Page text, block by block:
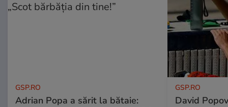
GSP.RO
Adrian Popa a sărit la bătaie:
GSP.RO
David